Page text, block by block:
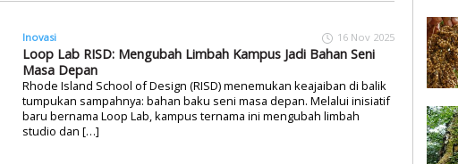
Inovasi 16 Nov 2025
Loop Lab RISD: Mengubah Limbah Kampus Jadi Bahan Seni
Masa Depan
Rhode Island School of Design (RISD) menemukan keajaiban di balik
tumpukan sampahnya: bahan baku seni masa depan. Melalui inisiatif
baru bernama Loop Lab, kampus ternama ini mengubah limbah
studio dan […]